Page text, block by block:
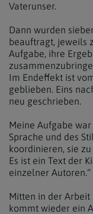
Vaterunser.
Dann wurden
beauftragt, jeweils
Aufgabe, ihre
Im Endeffekt ist
geblieben. Eins
neu geschrieben.
Meine Aufgabe
Sprache und des
koordinieren, sie
Es ist ein Text der
einzelner Autoren.“
Mitten in der Arbeit
kommt wieder ein